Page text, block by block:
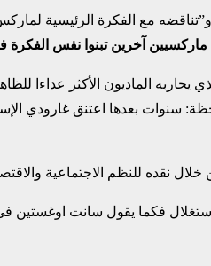
و”تناقضه مع الفكرة الرئيسية
آخرين تبنوا نفس الفكرة
يحاربه الماديون الأكثر عداءا
سنوات بعدها اعتنق غارودي
للنظم الاجتماعية
فكما يقول سانت اوغستين في